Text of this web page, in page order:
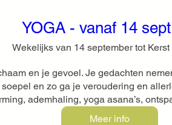
YOGA - vanaf 14
Wekelijks van 14 september tot Kerst
en je gevoel. Je gedachten
en zo ga je veroudering en
ademhaling, yoga asana’s,
Meer info